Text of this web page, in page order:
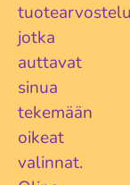
jotka
auttavat
sinua
tekemään
oikeat
valinnat.